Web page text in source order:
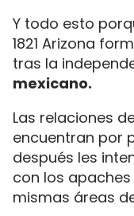
Y todo esto
1821 Arizona
tras la
mexicano.
Las relaciones
encuentran por
después les
con los
mismas áreas